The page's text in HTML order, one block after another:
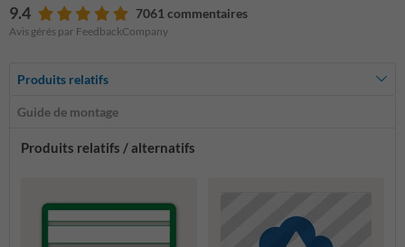
9.4 7061 commentaires
Avis gérés par FeedbackCompany
Produits relatifs
Guide de montage
Produits relatifs / alternatifs